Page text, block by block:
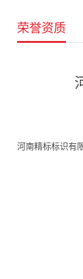
荣誉资质
河南精标标识有